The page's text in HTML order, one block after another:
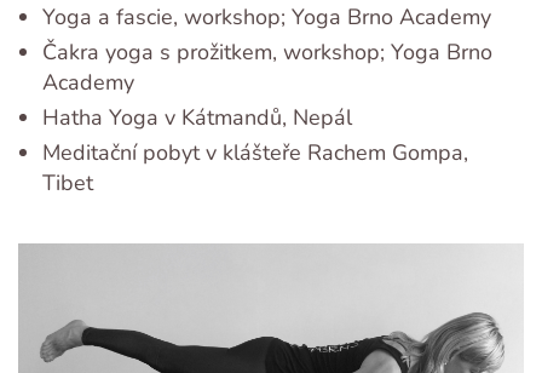
Yoga a fascie, workshop; Yoga Brno Academy
Čakra yoga s prožitkem, workshop; Yoga Brno
Academy
Hatha Yoga v Kátmandů, Nepál
Meditační pobyt v klášteře Rachem Gompa,
Tibet